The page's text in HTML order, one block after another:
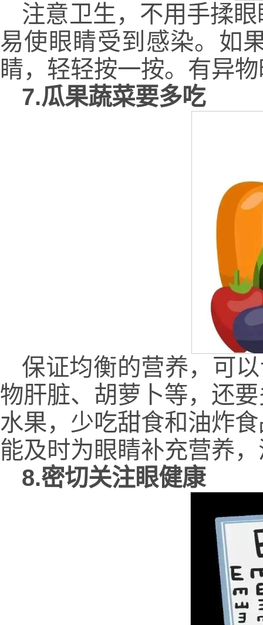
注意卫生，不用手揉
易使眼睛受到感染。如
睛，轻轻按一按。有异
7.瓜果蔬菜要多吃
保证均衡的营养，可
物肝脏、胡萝卜等，还
水果，少吃甜食和油炸
能及时为眼睛补充营养
8.密切关注眼健康